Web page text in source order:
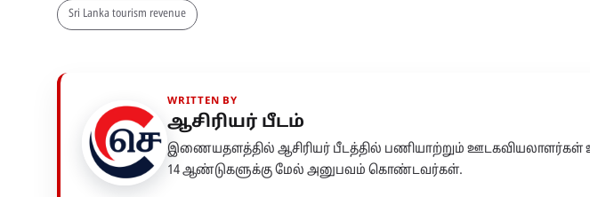
Sri Lanka tourism revenue
WRITTEN BY
ஆசிரியர் பீடம்
இணையதளத்தில் ஆசிரியர் பீடத்தில் பணியாற்றும் ஊடகவியலாளர்கள்
14 ஆண்டுகளுக்கு மேல் அனுபவம் கொண்டவர்கள்.